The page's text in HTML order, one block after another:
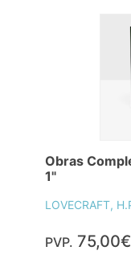
Obras
1"
LOVECRAFT,
PVP. 75,00€